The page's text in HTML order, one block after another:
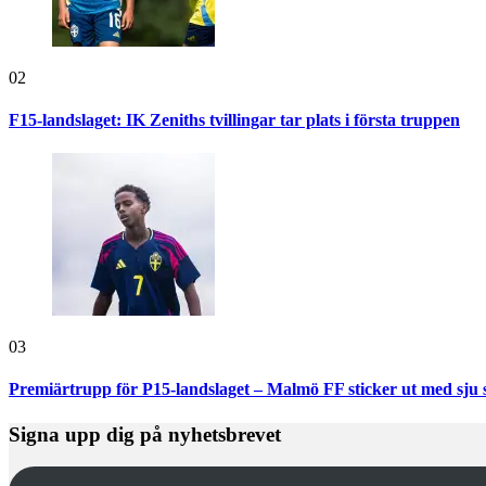
02
F15-landslaget: IK Zeniths tvillingar tar plats i första truppen
03
Premiärtrupp för P15-landslaget – Malmö FF sticker ut med sju
Signa upp dig på nyhetsbrevet